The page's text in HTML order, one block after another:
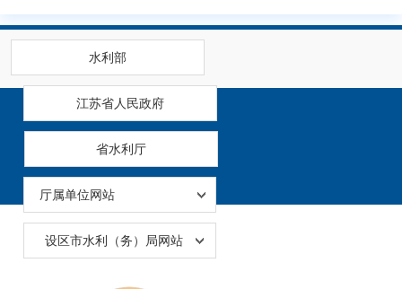
水利部
江苏省人民政府
省水利厅
厅属单位网站
设区市水利（务）局网站